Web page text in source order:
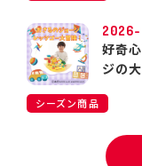
好奇
ジの
シーズン商品